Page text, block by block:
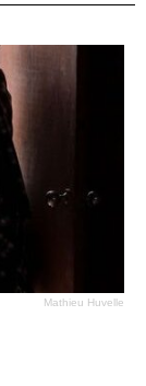
Mathieu Huvelle